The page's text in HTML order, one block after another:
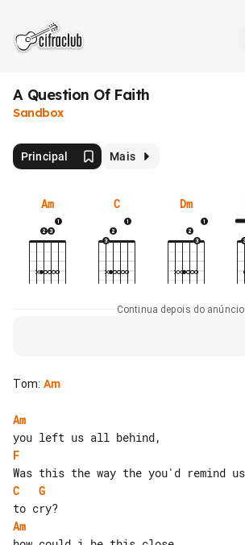
A Question Of Faith
Sandbox
Principal Mais
Am C Dm
Continua depois do anúncio
Tom: Am
Am
F
C
G
Am